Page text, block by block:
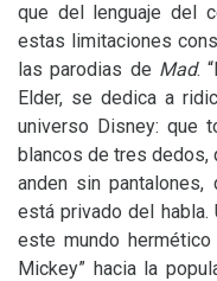
que del lenguaje del
estas limitaciones
las parodias de Mad.
Elder, se dedica a
universo Disney: que
blancos de tres dedos,
anden sin
está privado del habla.
este mundo
Mickey” hacia la